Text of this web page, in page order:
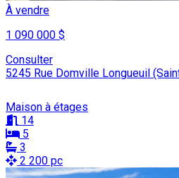
À vendre
1 090 000 $
Consulter
5245 Rue Domville Longueuil
Maison à étages
14
5
3
2 200 pc